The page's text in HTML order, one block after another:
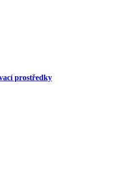
prostředky